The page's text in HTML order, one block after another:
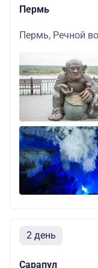
Пермь
Пермь, Речной
2 день
Сарапул